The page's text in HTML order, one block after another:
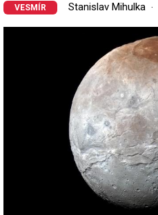
VESMÍR Stanislav Mihulka